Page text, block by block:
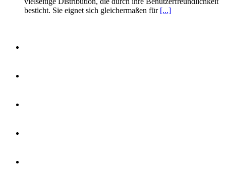
besticht. Sie eignet sich gleichermaßen für [...]